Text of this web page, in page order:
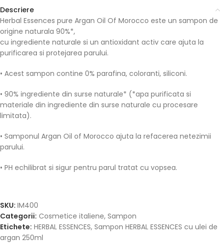
Descriere
Herbal Essences pure Argan Oil Of Morocco este un sampon de
origine naturala 90%*,
cu ingrediente naturale si un antioxidant activ care ajuta la
purificarea si protejarea parului.
• Acest sampon contine 0% parafina, coloranti, siliconi.
• 90% ingrediente din surse naturale* (*apa purificata si
materiale din ingrediente din surse naturale cu procesare
limitata).
• Samponul Argan Oil of Morocco ajuta la refacerea netezimii
parului.
• PH echilibrat si sigur pentru parul tratat cu vopsea.
SKU: IM400
Categorii: Cosmetice italiene, Sampon
Etichete: HERBAL ESSENCES, Sampon HERBAL ESSENCES cu ulei de
argan 250ml